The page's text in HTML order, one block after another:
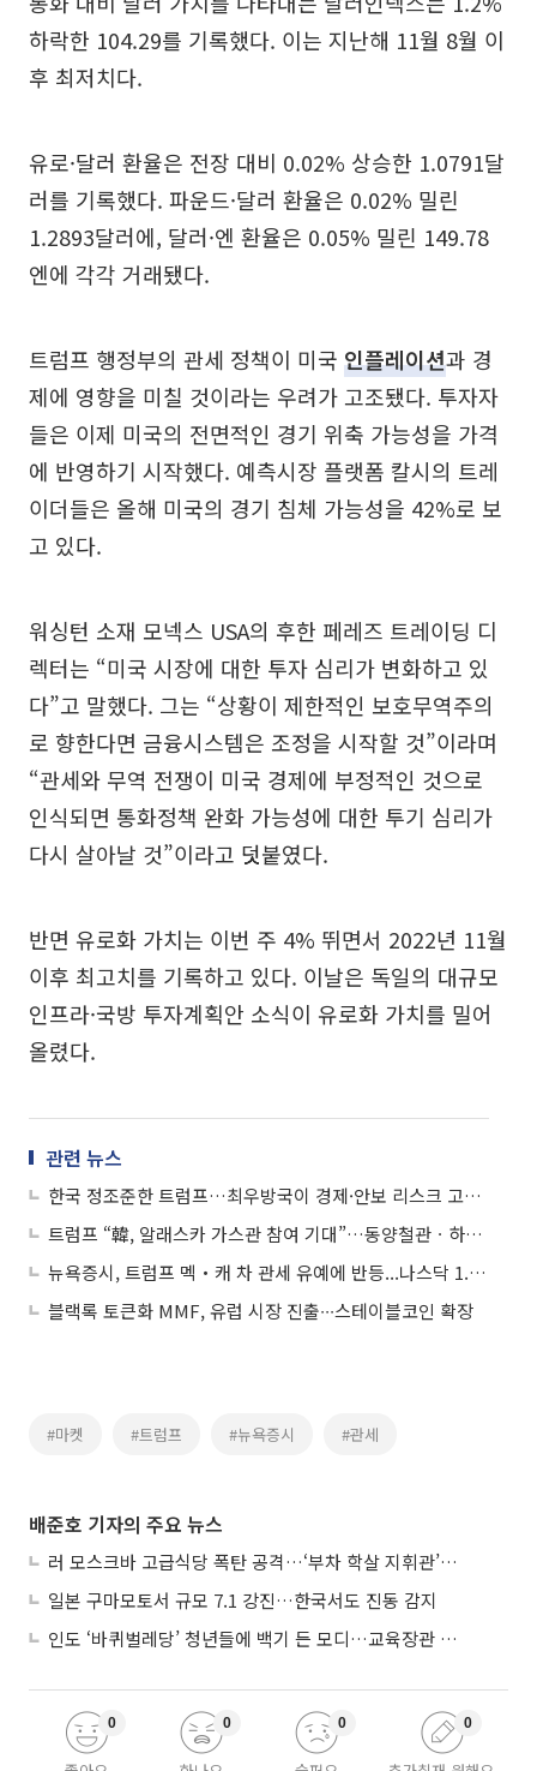
하락한 104.29를 기록했다. 이는 지난해 11월 8월 이
후 최저치다.
유로·달러 환율은 전장 대비 0.02% 상승한 1.0791달
러를 기록했다. 파운드·달러 환율은 0.02% 밀린
1.2893달러에, 달러·엔 환율은 0.05% 밀린 149.78
엔에 각각 거래됐다.
트럼프 행정부의 관세 정책이 미국 인플레이션과 경
제에 영향을 미칠 것이라는 우려가 고조됐다. 투자자
들은 이제 미국의 전면적인 경기 위축 가능성을 가격
에 반영하기 시작했다. 예측시장 플랫폼 칼시의 트레
이더들은 올해 미국의 경기 침체 가능성을 42%로 보
고 있다.
워싱턴 소재 모넥스 USA의 후한 페레즈 트레이딩 디
렉터는 “미국 시장에 대한 투자 심리가 변화하고 있
다”고 말했다. 그는 “상황이 제한적인 보호무역주의
로 향한다면 금융시스템은 조정을 시작할 것”이라며
“관세와 무역 전쟁이 미국 경제에 부정적인 것으로
인식되면 통화정책 완화 가능성에 대한 투기 심리가
다시 살아날 것”이라고 덧붙였다.
반면 유로화 가치는 이번 주 4% 뛰면서 2022년 11월
이후 최고치를 기록하고 있다. 이날은 독일의 대규모
인프라·국방 투자계획안 소식이 유로화 가치를 밀어
올렸다.
관련 뉴스
한국 정조준한 트럼프…최우방국이 경제·안보 리스크 고조시켜
트럼프 “韓, 알래스카 가스관 참여 기대”…동양철관ㆍ하이스틸上
뉴욕증시, 트럼프 멕‧캐 차 관세 유예에 반등...나스닥 1.46%↑
블랙록 토큰화 MMF, 유럽 시장 진출∙∙∙스테이블코인 확장
#마켓 #트럼프 #뉴욕증시 #관세
배준호 기자의 주요 뉴스
러 모스크바 고급식당 폭탄 공격…‘부차 학살 지휘관’ 노렸나
일본 구마모토서 규모 7.1 강진…한국서도 진동 감지
인도 ‘바퀴벌레당’ 청년들에 백기 든 모디…교육장관 사퇴
0 0 0 0